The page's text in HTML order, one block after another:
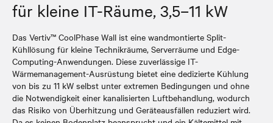
für kleine IT-Räume, 3,5–11 kW
Das Vertiv™ CoolPhase Wall ist eine wandmontierte Split-
Kühllösung für kleine Technikräume, Serverräume und Edge-
Computing-Anwendungen. Diese zuverlässige IT-
Wärmemanagement-Ausrüstung bietet eine dedizierte Kühlung
von bis zu 11 kW selbst unter extremen Bedingungen und ohne
die Notwendigkeit einer kanalisierten Luftbehandlung, wodurch
das Risiko von Überhitzung und Geräteausfällen reduziert wird.